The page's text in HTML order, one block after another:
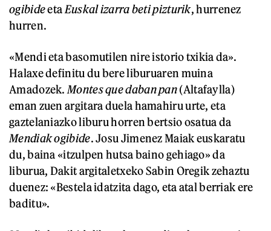
ogibideeta Euskal izarra beti pizturik, hurrenez
hurren.
«Mendi eta basomutilen nire istorio txikia da».
Halaxe definitu du bere liburuaren muina
Amadozek. Montes que daban pan(Altafaylla)
eman zuen argitara duela hamahiru urte, eta
gaztelaniazko liburu horren bertsio osatua da
Mendiak ogibide. Josu Jimenez Maiak euskaratu
du, baina «itzulpen hutsa baino gehiago» da
liburua, Dakit argitaletxeko Sabin Oregik zehaztu
duenez: «Bestela idatzita dago, eta atal berriak ere
baditu».